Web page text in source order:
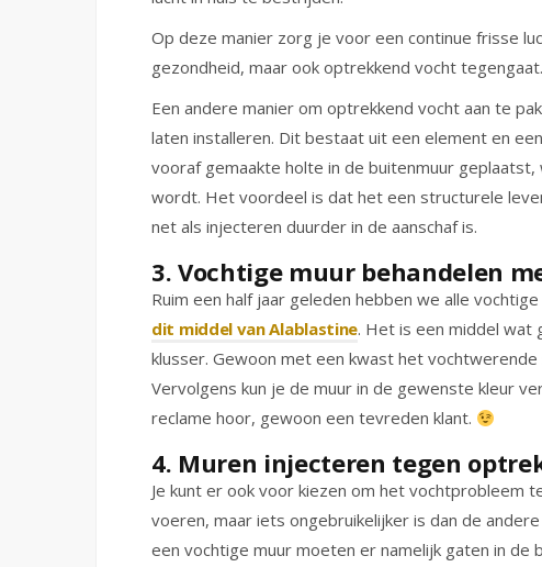
Op deze manier zorg je voor een continue frisse
gezondheid, maar ook optrekkend vocht tegengaat.
Een andere manier om optrekkend vocht aan te
laten installeren. Dit bestaat uit een element en
vooraf gemaakte holte in de buitenmuur
wordt. Het voordeel is dat het een structurele
net als injecteren duurder in de aanschaf is.
3. Vochtige muur behandelen
Ruim een half jaar geleden hebben we alle
dit middel van Alablastine. Het is een middel wat
klusser. Gewoon met een kwast het
Vervolgens kun je de muur in de gewenste kleur
reclame hoor, gewoon een tevreden klant.
4. Muren injecteren tegen
Je kunt er ook voor kiezen om het vochtprobleem
voeren, maar iets ongebruikelijker is dan de
een vochtige muur moeten er namelijk gaten in de